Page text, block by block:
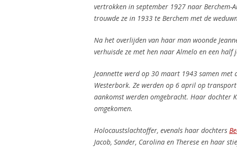
vertrokken in september 1927 naar
trouwde ze in 1933 te Berchem met de
Na het overlijden van haar man woonde
verhuisde ze met hen naar Almelo en een
Jeannette werd op 30 maart 1943 samen
Westerbork. Ze werden op 6 april op
aankomst werden omgebracht. Haar dochter
omgekomen.
Holocaustslachtoffer, evenals haar dochters
Jacob, Sander, Carolina en Therese en haar